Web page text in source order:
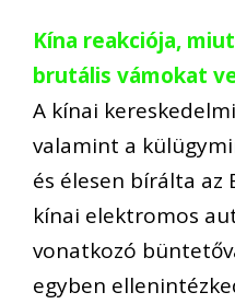
Kína reakciója,
brutális vámokat
A kínai
valamint a
és élesen bírálta az
kínai elektromos
vonatkozó
egyben